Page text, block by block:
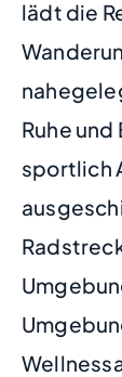
lädt die
Ruhe
sportlich